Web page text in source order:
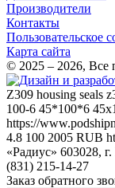
Производители
Контакты
Пользовательское
Карта сайта
© 2025 – 2026, Все
Z309 housing seals
100-6 45*100*6
https://
4.8 100 2005 RUB
«Радиус» 603028,
(831) 215-14-27
Заказ обратного